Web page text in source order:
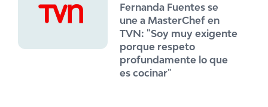
Fernanda Fuentes se
une a MasterChef en
TVN: "Soy muy exigente
porque respeto
profundamente lo que
es cocinar"